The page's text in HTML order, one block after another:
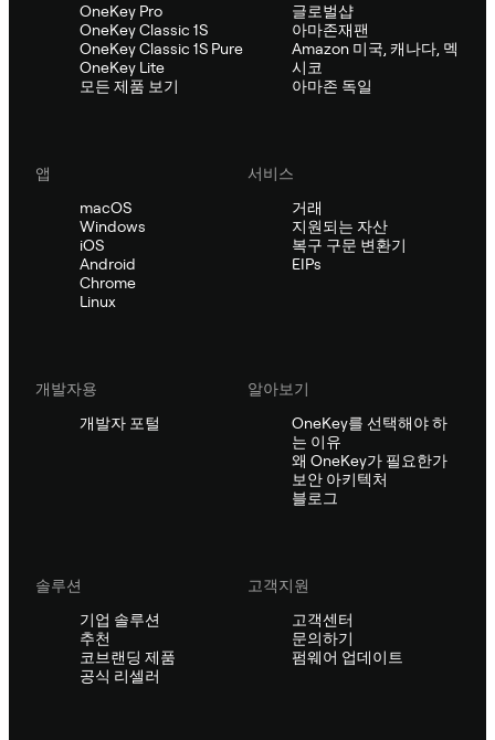
OneKey Pro
OneKey Classic 1S
OneKey Classic 1S Pure
OneKey Lite
모든 제품 보기
글로벌샵
아마존재팬
Amazon 미국, 캐나다, 멕
시코
아마존 독일
앱
macOS
Windows
iOS
Android
Chrome
Linux
서비스
거래
지원되는 자산
복구 구문 변환기
EIPs
개발자용
개발자 포털
알아보기
OneKey를 선택해야 하
는 이유
왜 OneKey가 필요한가
보안 아키텍처
블로그
솔루션
기업 솔루션
추천
코브랜딩 제품
공식 리셀러
고객지원
고객센터
문의하기
펌웨어 업데이트